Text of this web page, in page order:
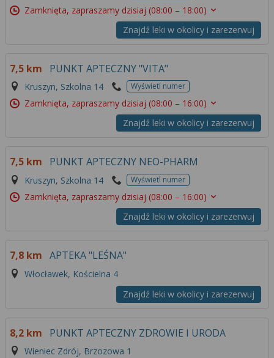
Zamknięta, zapraszamy dzisiaj (08:00 – 18:00)
Znajdź leki w okolicy i zarezerwuj
7,5 km PUNKT APTECZNY "VITA"
Kruszyn, Szkolna 14 Wyświetl numer
Zamknięta, zapraszamy dzisiaj (08:00 – 16:00)
Znajdź leki w okolicy i zarezerwuj
7,5 km PUNKT APTECZNY NEO-PHARM
Kruszyn, Szkolna 14 Wyświetl numer
Zamknięta, zapraszamy dzisiaj (08:00 – 16:00)
Znajdź leki w okolicy i zarezerwuj
7,8 km APTEKA "LEŚNA"
Włocławek, Kościelna 4
Znajdź leki w okolicy i zarezerwuj
8,2 km PUNKT APTECZNY ZDROWIE I URODA
Wieniec Zdrój, Brzozowa 1